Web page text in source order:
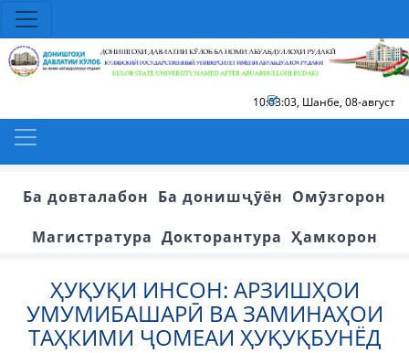
10:03:03, Шанбе, 08-август
Ба довталабон Ба донишҷӯён Омӯзгорон
Магистратура Докторантура Ҳамкорон
ҲУҚУҚИ ИНСОН: АРЗИШҲОИ
УМУМИБАШАРӢ ВА ЗАМИНАҲОИ
ТАҲКИМИ ҶОМЕАИ ҲУҚУҚБУНЁД